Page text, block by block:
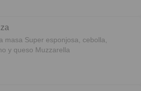
masa Super esponjosa, cebolla,
Orégano y queso Muzzarella